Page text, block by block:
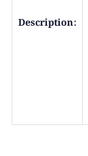
Description: